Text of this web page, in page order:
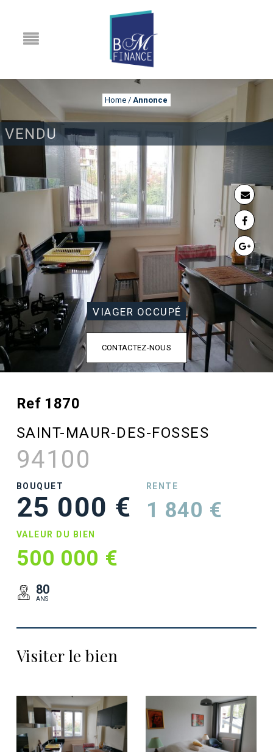
VENDU
Home / Annonce
ANNONCE
VIAGER OCCUPÉ
CONTACTEZ-NOUS
Ref 1870
SAINT-MAUR-DES-FOSSES
94100
BOUQUET
25 000 €
RENTE
1 840 €
VALEUR DU BIEN
500 000 €
80
ANS
Visiter le bien